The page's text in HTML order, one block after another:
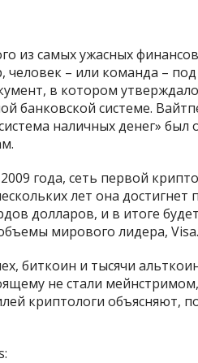
из самых ужасных
человек – или команда –
в котором
банковской системе.
наличных денег» был
года, сеть первой
лет она достигнет
долларов, и в итоге
мирового лидера, Visa.
биткоин и тысячи
не стали
криптологи объясняют,